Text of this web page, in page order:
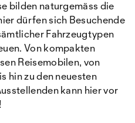
bilden naturgemäss die
dürfen sich Besuchende
Fahrzeugtypen
Von kompakten
Reisemobilen, von
hin zu den neuesten
kann hier vor